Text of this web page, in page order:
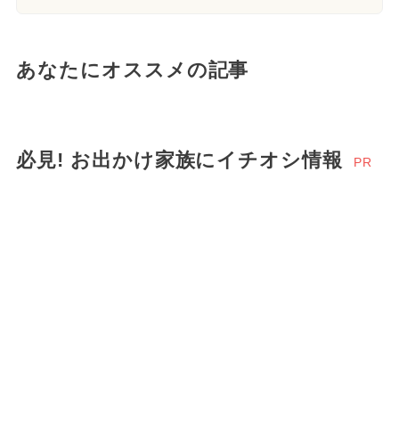
あなたにオススメの記事
必見! お出かけ家族にイチオシ情報 PR